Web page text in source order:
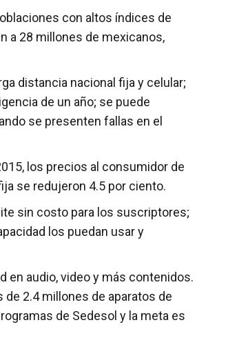
con altos índices de
a 28 millones de mexicanos,
distancia nacional fija y celular;
de un año; se puede
se presenten fallas en el
los precios al consumidor de
se redujeron 4.5 por ciento.
sin costo para los suscriptores;
los puedan usar y
en audio, video y más contenidos.
de 2.4 millones de aparatos de
de Sedesol y la meta es